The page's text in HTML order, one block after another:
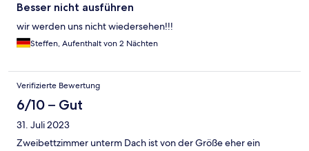
Besser nicht ausführen
wir werden uns nicht wiedersehen!!!
Steffen, Aufenthalt von 2 Nächten
Verifizierte Bewertung
6/10 – Gut
31. Juli 2023
Zweibettzimmer unterm Dach ist von der Größe eher ein